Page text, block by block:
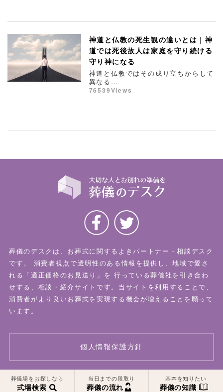
一覧はこちら
神道と仏教の死生観の違いとは｜神
道では死後故人は家庭を守り続ける
守り神になる
神道と仏教ではその成り立ちからして
異なる…
76539Views
一覧はこちら
葬儀場をお探しなら
式場検索
当日までの段取り
葬儀の流れ
基本を知りたい
葬儀の知識
葬儀のデスクは、お葬式に関するよきパートナー・相談デスク
です。
消費者視点で透明性のある情報を提供し、地域で愛さ
れる「適正価格のお見送り」を 行っている葬儀社を引き合わ
せする、相談・紹介サイトです。当サイトを利用することで、
消費者がより良いお葬式を実現する機会が増えることを願って
います。
個人情報保護方針
© 2026 葬儀のデスク All Rights Reserved.